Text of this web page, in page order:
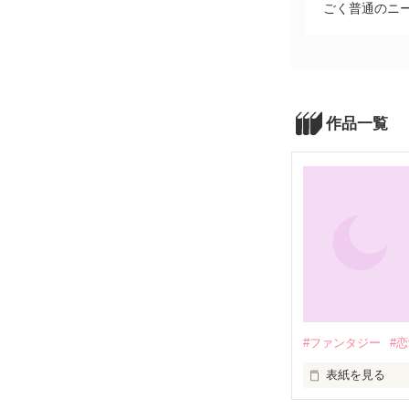
ごく普通のニ
作品一覧
#ファンタジー #
表紙を見る